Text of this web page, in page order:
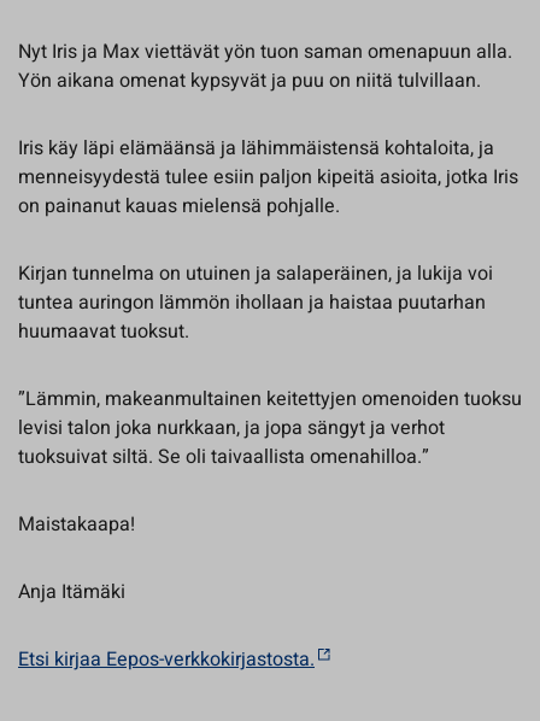
Nyt Iris ja Max viettävät yön tuon saman omenapuun alla.
Yön aikana omenat kypsyvät ja puu on niitä tulvillaan.
Iris käy läpi elämäänsä ja lähimmäistensä kohtaloita, ja
menneisyydestä tulee esiin paljon kipeitä asioita, jotka Iris
on painanut kauas mielensä pohjalle.
Kirjan tunnelma on utuinen ja salaperäinen, ja lukija voi
tuntea auringon lämmön ihollaan ja haistaa puutarhan
huumaavat tuoksut.
”Lämmin, makeanmultainen keitettyjen omenoiden tuoksu
levisi talon joka nurkkaan, ja jopa sängyt ja verhot
tuoksuivat siltä. Se oli taivaallista omenahilloa.”
Maistakaapa!
Anja Itämäki
Etsi kirjaa Eepos-verkkokirjastosta.